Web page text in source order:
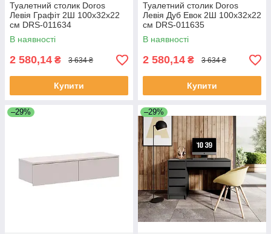
Туалетний столик Doros
Левія Графіт 2Ш 100х32х22
см DRS-011634
В наявності
2 580,14 ₴ 3 634 ₴
Купити
Туалетний столик Doros
Левія Дуб Евок 2Ш 100х32х22
см DRS-011635
В наявності
2 580,14 ₴ 3 634 ₴
Купити
–29% –29%